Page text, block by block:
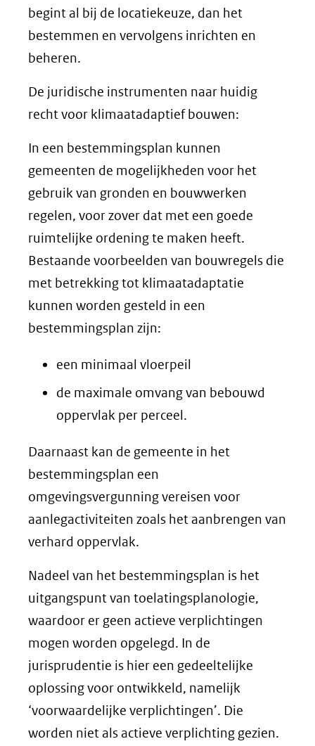
begint al bij de locatiekeuze, dan het
bestemmen en vervolgens inrichten en
beheren.
De juridische instrumenten naar huidig
recht voor klimaatadaptief bouwen:
In een bestemmingsplan kunnen
gemeenten de mogelijkheden voor het
gebruik van gronden en bouwwerken
regelen, voor zover dat met een goede
ruimtelijke ordening te maken heeft.
Bestaande voorbeelden van bouwregels die
met betrekking tot klimaatadaptatie
kunnen worden gesteld in een
bestemmingsplan zijn:
een minimaal vloerpeil
de maximale omvang van bebouwd
oppervlak per perceel.
Daarnaast kan de gemeente in het
bestemmingsplan een
omgevingsvergunning vereisen voor
aanlegactiviteiten zoals het aanbrengen van
verhard oppervlak.
Nadeel van het bestemmingsplan is het
uitgangspunt van toelatingsplanologie,
waardoor er geen actieve verplichtingen
mogen worden opgelegd. In de
jurisprudentie is hier een gedeeltelijke
oplossing voor ontwikkeld, namelijk
‘voorwaardelijke verplichtingen’. Die
worden niet als actieve verplichting gezien.